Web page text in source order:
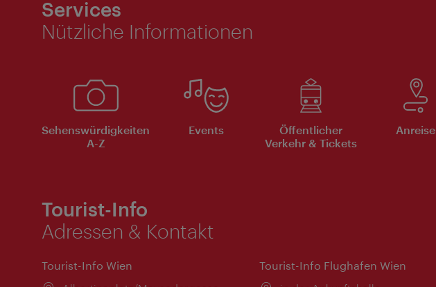
Services
Nützliche Informationen
Sehenswürdigkeiten
A-Z
Events
Öffentlicher
Verkehr & Tickets
Anreise
Tourist-Info
Adressen & Kontakt
Tourist-Info Wien
Tourist-Info Flughafen Wien